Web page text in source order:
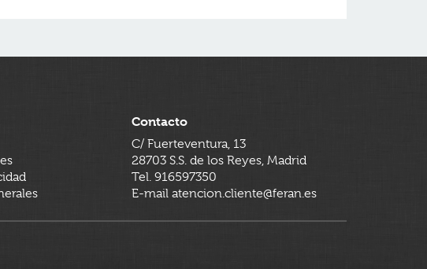
Contacto
C/ Fuerteventura, 13
28703 S.S. de los Reyes, Madrid
Tel. 916597350
E-mail atencion.cliente@feran.es